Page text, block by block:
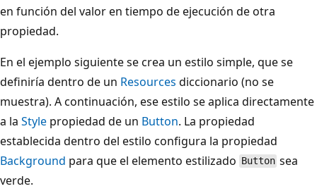
en función del valor en tiempo de ejecución de otra
propiedad.
En el ejemplo siguiente se crea un estilo simple, que se
definiría dentro de un Resources diccionario (no se
muestra). A continuación, ese estilo se aplica directamente
a la Style propiedad de un Button. La propiedad
establecida dentro del estilo configura la propiedad
Background para que el elemento estilizado Button sea
verde.